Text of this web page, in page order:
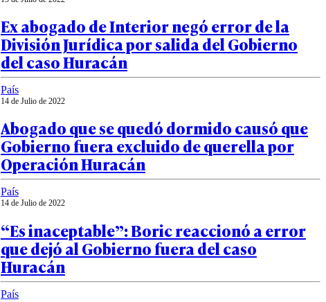
Ex abogado de Interior negó error de la
División Jurídica por salida del Gobierno
del caso Huracán
País
14 de Julio de 2022
Abogado que se quedó dormido causó que
Gobierno fuera excluido de querella por
Operación Huracán
País
14 de Julio de 2022
“Es inaceptable”: Boric reaccionó a error
que dejó al Gobierno fuera del caso
Huracán
País